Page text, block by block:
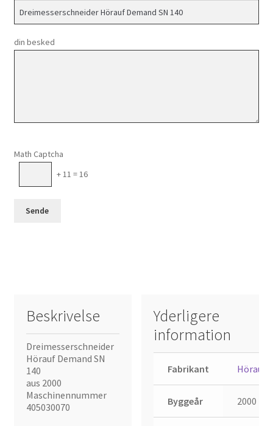
din besked
Math Captcha
+ 11 = 16
Beskrivelse
Dreimesserschneider
Hörauf Demand SN
140
aus 2000
Maschinennummer
405030070
Yderligere
information
Fabrikant Hörauf
Byggeår 2000